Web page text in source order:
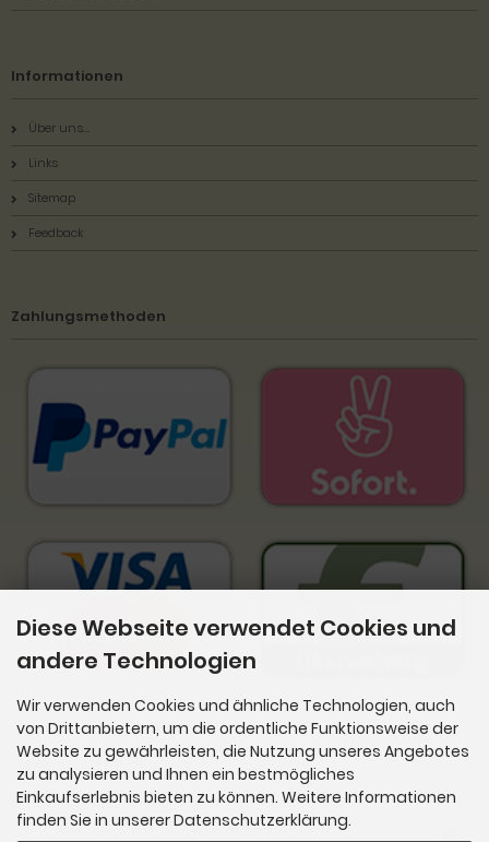
Informationen
Über uns...
Links
Sitemap
Feedback
Zahlungsmethoden
Newsletter-Anmeldung
E-Mail-Adresse:
Diese Webseite verwendet Cookies und
andere Technologien
Wir verwenden Cookies und ähnliche Technologien, auch
von Drittanbietern, um die ordentliche Funktionsweise der
Website zu gewährleisten, die Nutzung unseres Angebotes
zu analysieren und Ihnen ein bestmögliches
Einkaufserlebnis bieten zu können. Weitere Informationen
finden Sie in unserer Datenschutzerklärung.